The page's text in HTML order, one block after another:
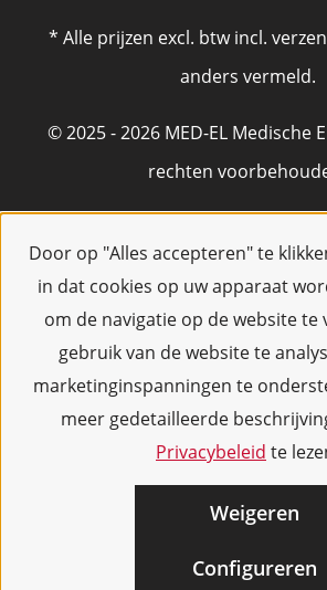
Door op "Alles accepteren" te
in dat cookies op uw apparaat
om de navigatie op de website te
gebruik van de website te
marketinginspanningen te
meer gedetailleerde
Privacybeleid te
Weigeren
Configureren
* Alle prijzen excl. btw incl.
anders vermeld.
© 2025 - 2026 MED-EL Medische
rechten